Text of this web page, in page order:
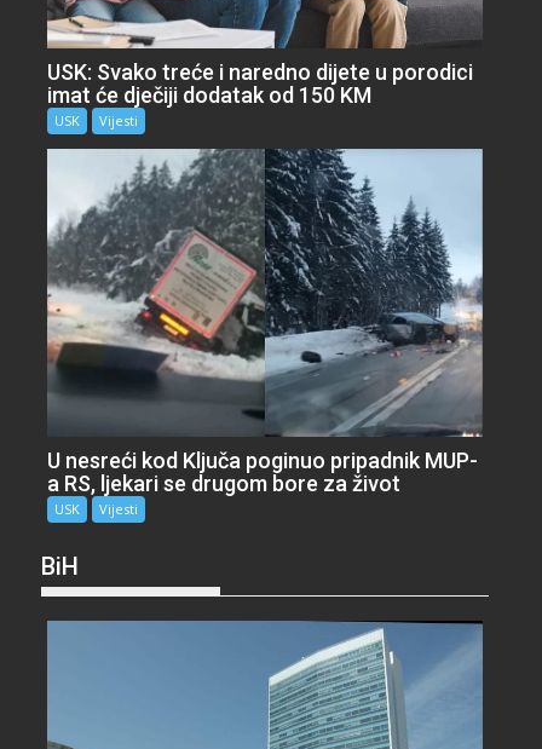
USK: Svako treće i naredno dijete u porodici
imat će dječiji dodatak od 150 KM
USK Vijesti
U nesreći kod Ključa poginuo pripadnik MUP-
a RS, ljekari se drugom bore za život
USK Vijesti
BiH